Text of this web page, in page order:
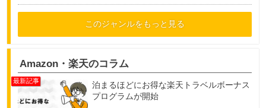
このジャンルをもっと見る
Amazon・楽天のコラム
泊まるほどにお得な楽天トラベルボーナス
プログラムが開始